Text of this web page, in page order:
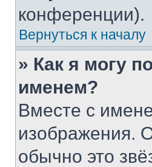
конференции).
Вернуться к началу
» Как я могу
именем?
Вместе с
изображения.
обычно это